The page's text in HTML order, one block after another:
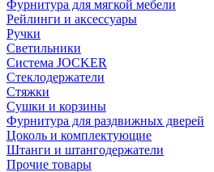
Фурнитура для мягкой мебели
Рейлинги и аксессуары
Ручки
Светильники
Система JOCKER
Стеклодержатели
Стяжки
Сушки и корзины
Фурнитура для раздвижных дверей
Цоколь и комплектующие
Штанги и штангодержатели
Прочие товары